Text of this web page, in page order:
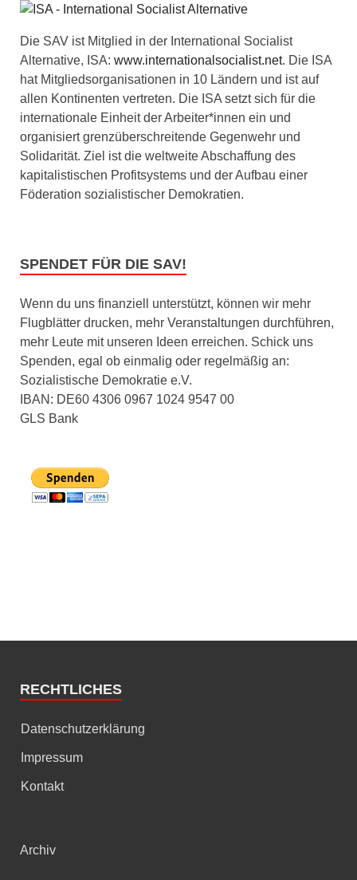
Die SAV ist Mitglied in der International Socialist
Alternative, ISA: www.internationalsocialist.net. Die ISA
hat Mitgliedsorganisationen in 10 Ländern und ist auf
allen Kontinenten vertreten. Die ISA setzt sich für die
internationale Einheit der Arbeiter*innen ein und
organisiert grenzüberschreitende Gegenwehr und
Solidarität. Ziel ist die weltweite Abschaffung des
kapitalistischen Profitsystems und der Aufbau einer
Föderation sozialistischer Demokratien.
SPENDET FÜR DIE SAV!
Wenn du uns finanziell unterstützt, können wir mehr
Flugblätter drucken, mehr Veranstaltungen durchführen,
mehr Leute mit unseren Ideen erreichen. Schick uns
Spenden, egal ob einmalig oder regelmäßig an:
Sozialistische Demokratie e.V.
IBAN: DE60 4306 0967 1024 9547 00
GLS Bank
RECHTLICHES
Datenschutzerklärung
Impressum
Kontakt
Archiv